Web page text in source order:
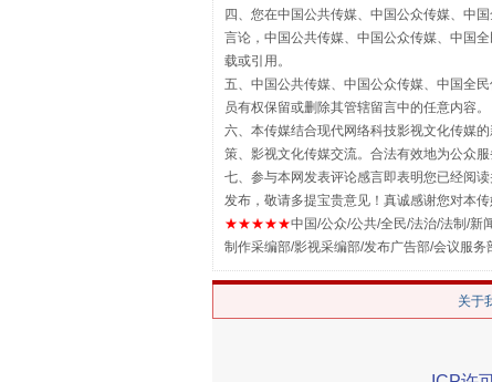
解纷+调解+退费，一次搞定
四、您在中国公共传媒、中国公众传媒、中
言论，中国公共传媒、中国公众传媒、中国
载或引用。
五、中国公共传媒、中国公众传媒、中国全
员有权保留或删除其管辖留言中的任意内容。
六、本传媒结合现代网络科技影视文化传媒
策、影视文化传媒交流。合法有效地为公众服
七、参与本网发表评论感言即表明您已经阅
发布，敬请多提宝贵意见！真诚感谢您对本
★★★★★中国/公众/公共/全民/法治/法制/新
制作采编部/影视采编部/发布广告部/会议服务
关于